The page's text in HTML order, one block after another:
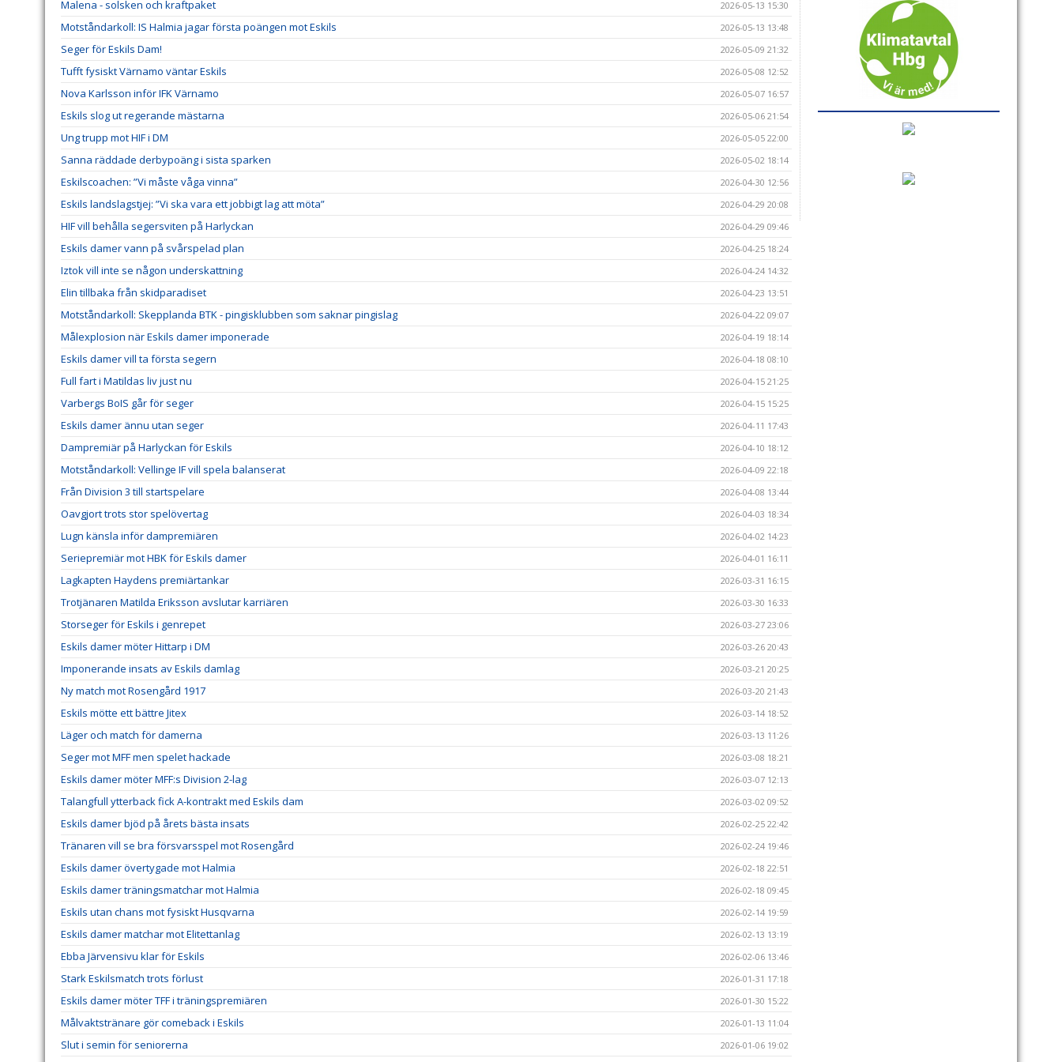
Malena - solsken och kraftpaket 2026-05-13 15:30
Motståndarkoll: IS Halmia jagar första poängen mot Eskils 2026-05-13 13:48
Seger för Eskils Dam! 2026-05-09 21:32
Tufft fysiskt Värnamo väntar Eskils 2026-05-08 12:52
Nova Karlsson inför IFK Värnamo 2026-05-07 16:57
Eskils slog ut regerande mästarna 2026-05-06 21:54
Ung trupp mot HIF i DM 2026-05-05 22:00
Sanna räddade derbypoäng i sista sparken 2026-05-02 18:14
Eskilscoachen: ”Vi måste våga vinna” 2026-04-30 12:56
Eskils landslagstjej: ”Vi ska vara ett jobbigt lag att möta” 2026-04-29 20:08
HIF vill behålla segersviten på Harlyckan 2026-04-29 09:46
Eskils damer vann på svårspelad plan 2026-04-25 18:24
Iztok vill inte se någon underskattning 2026-04-24 14:32
Elin tillbaka från skidparadiset 2026-04-23 13:51
Motståndarkoll: Skepplanda BTK - pingisklubben som saknar pingislag 2026-04-22 09:07
Målexplosion när Eskils damer imponerade 2026-04-19 18:14
Eskils damer vill ta första segern 2026-04-18 08:10
Full fart i Matildas liv just nu 2026-04-15 21:25
Varbergs BoIS går för seger 2026-04-15 15:25
Eskils damer ännu utan seger 2026-04-11 17:43
Dampremiär på Harlyckan för Eskils 2026-04-10 18:12
Motståndarkoll: Vellinge IF vill spela balanserat 2026-04-09 22:18
Från Division 3 till startspelare 2026-04-08 13:44
Oavgjort trots stor spelövertag 2026-04-03 18:34
Lugn känsla inför dampremiären 2026-04-02 14:23
Seriepremiär mot HBK för Eskils damer 2026-04-01 16:11
Lagkapten Haydens premiärtankar 2026-03-31 16:15
Trotjänaren Matilda Eriksson avslutar karriären 2026-03-30 16:33
Storseger för Eskils i genrepet 2026-03-27 23:06
Eskils damer möter Hittarp i DM 2026-03-26 20:43
Imponerande insats av Eskils damlag 2026-03-21 20:25
Ny match mot Rosengård 1917 2026-03-20 21:43
Eskils mötte ett bättre Jitex 2026-03-14 18:52
Läger och match för damerna 2026-03-13 11:26
Seger mot MFF men spelet hackade 2026-03-08 18:21
Eskils damer möter MFF:s Division 2-lag 2026-03-07 12:13
Talangfull ytterback fick A-kontrakt med Eskils dam 2026-03-02 09:52
Eskils damer bjöd på årets bästa insats 2026-02-25 22:42
Tränaren vill se bra försvarsspel mot Rosengård 2026-02-24 19:46
Eskils damer övertygade mot Halmia 2026-02-18 22:51
Eskils damer träningsmatchar mot Halmia 2026-02-18 09:45
Eskils utan chans mot fysiskt Husqvarna 2026-02-14 19:59
Eskils damer matchar mot Elitettanlag 2026-02-13 13:19
Ebba Järvensivu klar för Eskils 2026-02-06 13:46
Stark Eskilsmatch trots förlust 2026-01-31 17:18
Eskils damer möter TFF i träningspremiären 2026-01-30 15:22
Målvaktstränare gör comeback i Eskils 2026-01-13 11:04
Slut i semin för seniorerna 2026-01-06 19:02